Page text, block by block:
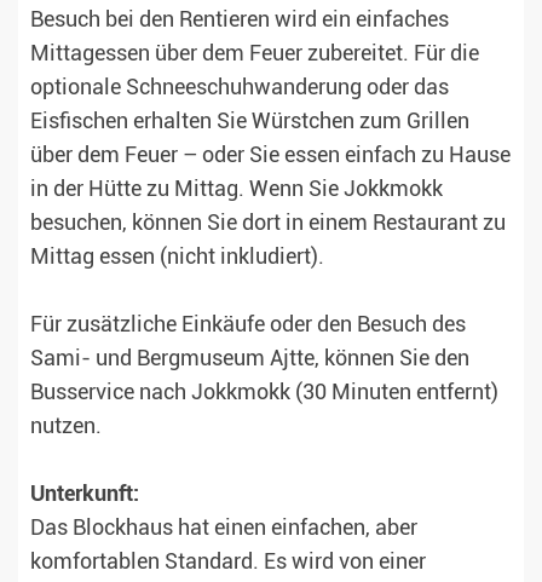
Besuch bei den Rentieren wird ein einfaches
Mittagessen über dem Feuer zubereitet. Für die
optionale Schneeschuhwanderung oder das
Eisfischen erhalten Sie Würstchen zum Grillen
über dem Feuer – oder Sie essen einfach zu Hause
in der Hütte zu Mittag. Wenn Sie Jokkmokk
besuchen, können Sie dort in einem Restaurant zu
Mittag essen (nicht inkludiert).
Für zusätzliche Einkäufe oder den Besuch des
Sami- und Bergmuseum Ajtte, können Sie den
Busservice nach Jokkmokk (30 Minuten entfernt)
nutzen.
Unterkunft:
Das Blockhaus hat einen einfachen, aber
komfortablen Standard. Es wird von einer